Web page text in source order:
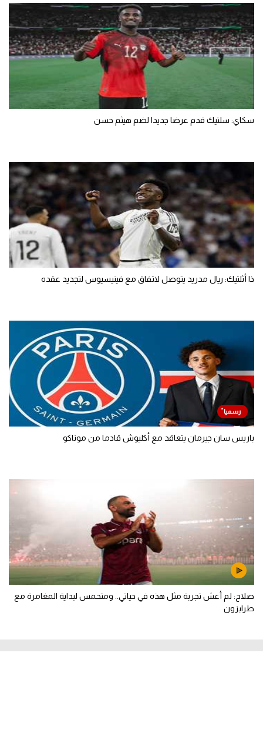
سكاي: سلتيك قدم عرضا جديدا لضم هيثم حسن
ذا أثلتيك: ريال مدريد يتوصل لاتفاق مع فينيسيوس لتجديد عقده
باريس سان جيرمان يتعاقد مع أكليوش قادما من موناكو
صلاح: لم أعش تجربة مثل هذه في حياتي.. ومتحمس لبداية المغامرة مع
طرابزون